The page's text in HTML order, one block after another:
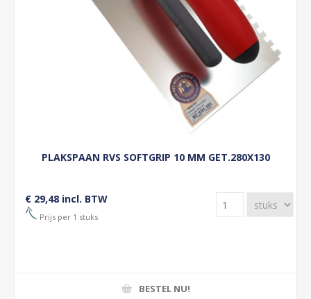
PLAKSPAAN RVS SOFTGRIP 10 MM GET.280X130
€ 29,48 incl. BTW
Prijs per 1 stuks
BESTEL NU!